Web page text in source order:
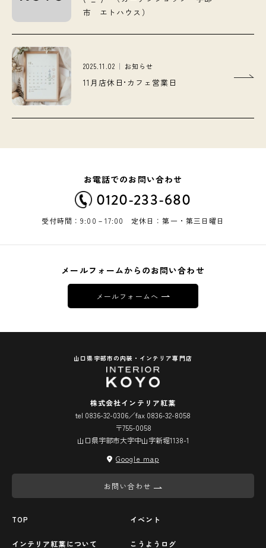
市 エトハウス）
2025.11.02 お知らせ
11月店休日•カフェ営業日
お電話でのお問い合わせ
0120-233-680
受付時間：9:00－17:00 定休日：第一・第三日曜日
メールフォームからのお問い合わせ
メールフォームへ
山口県宇部市の内装・インテリア専門店
株式会社インテリア紅葉
tel 0836-32-0306／fax 0836-32-8058
〒755-0058
山口県宇部市大字中山字新堀1138-1
Google map
お問い合わせ
TOP
インテリア紅葉について
イベント
こうようログ